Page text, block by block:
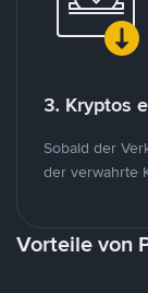
3. Kryptos
Sobald der
der verwahrte
Vorteile von